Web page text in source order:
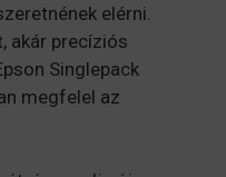
elérni.
akár precíziós
Singlepack
megfelel az